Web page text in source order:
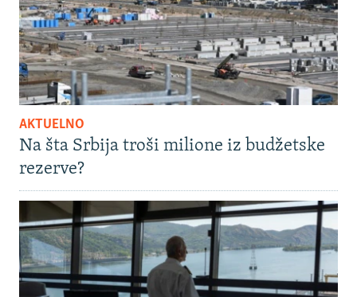
AKTUELNO
Na šta Srbija troši milione iz budžetske
rezerve?